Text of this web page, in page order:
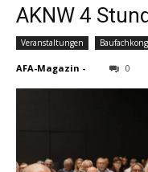
AKNW 4
Veranstaltungen
AFA-Magazin - 0